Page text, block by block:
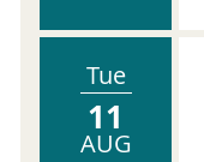
Tue
11
AUG